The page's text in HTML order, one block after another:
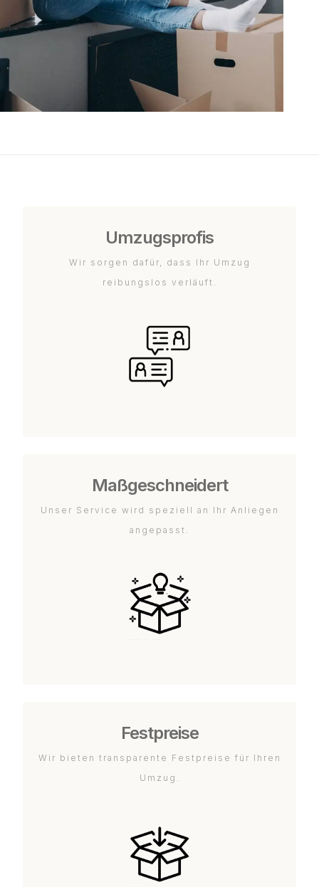
Umzugsprofis
Wir sorgen dafür, dass Ihr Umzug
reibungslos verläuft.
Maßgeschneidert
Unser Service wird speziell an Ihr Anliegen
angepasst.
Festpreise
Wir bieten transparente Festpreise für Ihren
Umzug.